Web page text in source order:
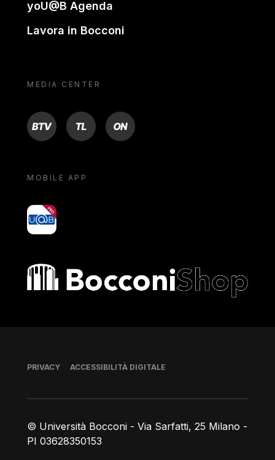
yoU@B Agenda
Lavora in Bocconi
MEDIA CENTER
BTV TL ON
MOBILE APP
yoU@B
Bocconi shop
© Università Bocconi - Via Sarfatti, 25 Milano -
PI 03628350153
Piè di pagina
PRIVACY ACCESSIBILITÀ DIGITALE